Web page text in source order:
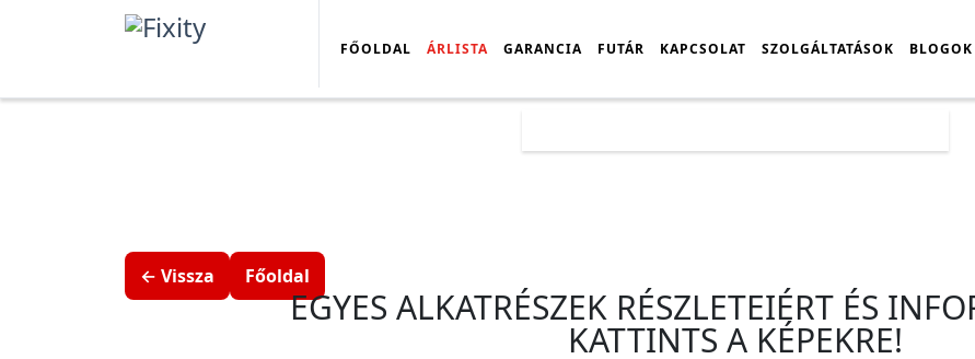
FŐOLDAL ÁRLISTA GARANCIA FUTÁR KAPCSOLAT SZOLGÁLTATÁSOK BLOGOK
← Vissza Főoldal
EGYES ALKATRÉSZEK RÉSZLETEIÉRT ÉS
KATTINTS A KÉPEKRE!